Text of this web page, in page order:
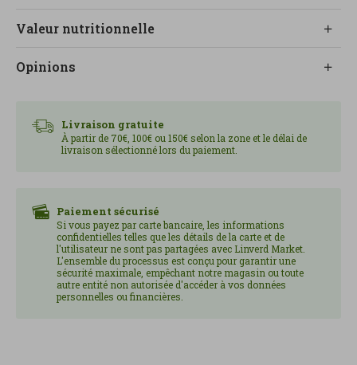
Livraison gratuite
À partir de 70€, 100€ ou 150€ selon la zone et le délai de
livraison sélectionné lors du paiement.
Paiement sécurisé
Si vous payez par carte bancaire, les informations
confidentielles telles que les détails de la carte et de
l'utilisateur ne sont pas partagées avec Linverd Market.
L'ensemble du processus est conçu pour garantir une
sécurité maximale, empêchant notre magasin ou toute
autre entité non autorisée d'accéder à vos données
personnelles ou financières.
fruits à toute la famille, rapidement et facilement,
grands.
goûters plus sains, ou pour garnir facilement
gâteaux, crêpes et pâtes feuilletées.
Valeur nutritionnelle
Opinions